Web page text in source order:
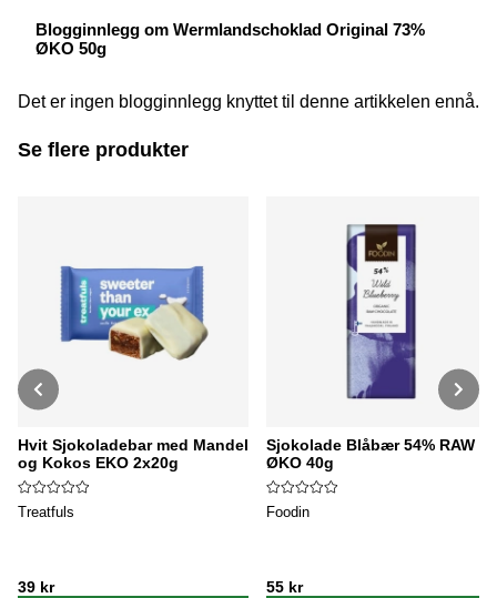
Blogginnlegg om Wermlandschoklad Original 73%
ØKO 50g
Det er ingen blogginnlegg knyttet til denne artikkelen ennå.
Se flere produkter
Hvit Sjokoladebar med Mandel
og Kokos EKO 2x20g
Treatfuls
39 kr
Sjokolade Blåbær 54% RAW
ØKO 40g
Foodin
55 kr